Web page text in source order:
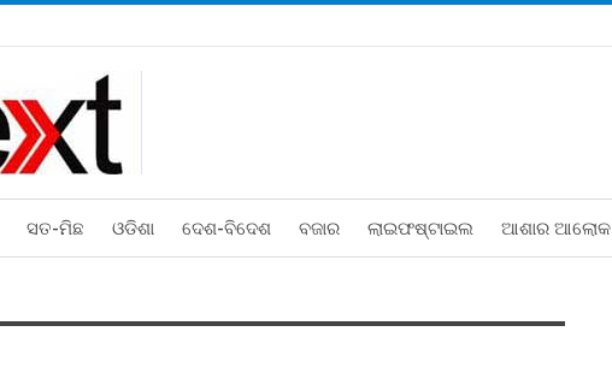
ସତ-ମିଛ ଓଡିଶା ଦେଶ-ବିଦେଶ ବଜାର ଲାଇଫଷ୍ଟାଇଲ ଆଶାର ଆଲୋକ